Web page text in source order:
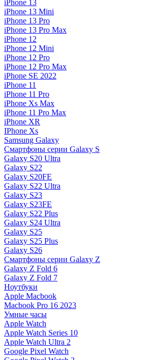
iPhone 13
iPhone 13 Mini
iPhone 13 Pro
iPhone 13 Pro Max
iPhone 12
iPhone 12 Mini
iPhone 12 Pro
iPhone 12 Pro Max
iPhone SE 2022
iPhone 11
iPhone 11 Pro
iPhone Xs Max
iPhone 11 Pro Max
iPhone XR
IPhone Xs
Samsung Galaxy
Смартфоны серии Galaxy S
Galaxy S20 Ultra
Galaxy S22
Galaxy S20FE
Galaxy S22 Ultra
Galaxy S23
Galaxy S23FE
Galaxy S22 Plus
Galaxy S24 Ultra
Galaxy S25
Galaxy S25 Plus
Galaxy S26
Смартфоны серии Galaxy Z
Galaxy Z Fold 6
Galaxy Z Fold 7
Ноутбуки
Apple Macbook
Macbook Pro 16 2023
Умные часы
Apple Watch
Apple Watch Series 10
Apple Watch Ultra 2
Google Pixel Watch